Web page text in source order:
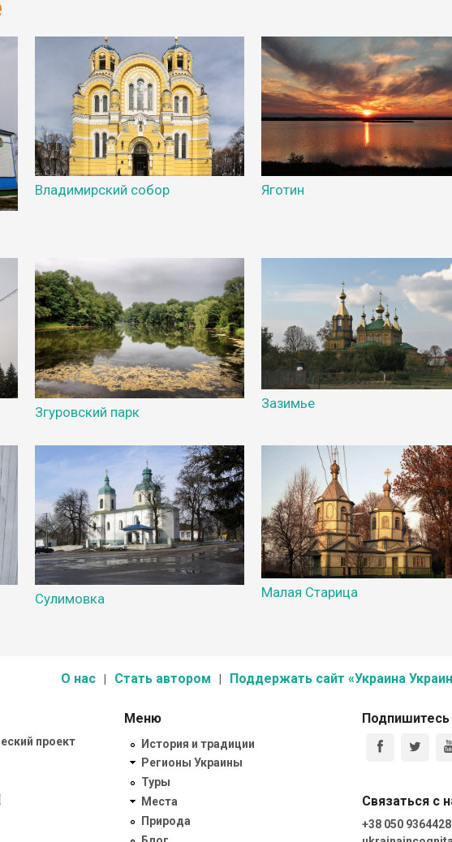
Владимирский собор Яготин
Згуровский парк
Зазимье
Сулимовка Малая Старица
О нас Стать автором Поддержать сайт «Украина
проект
Меню
История и традиции
Регионы Украины
Туры
Места
Природа
Подпишитесь
Связаться с
+38 050 9364428